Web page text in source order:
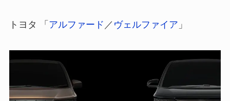
トヨタ 「アルファード ／ヴェルファイア 」